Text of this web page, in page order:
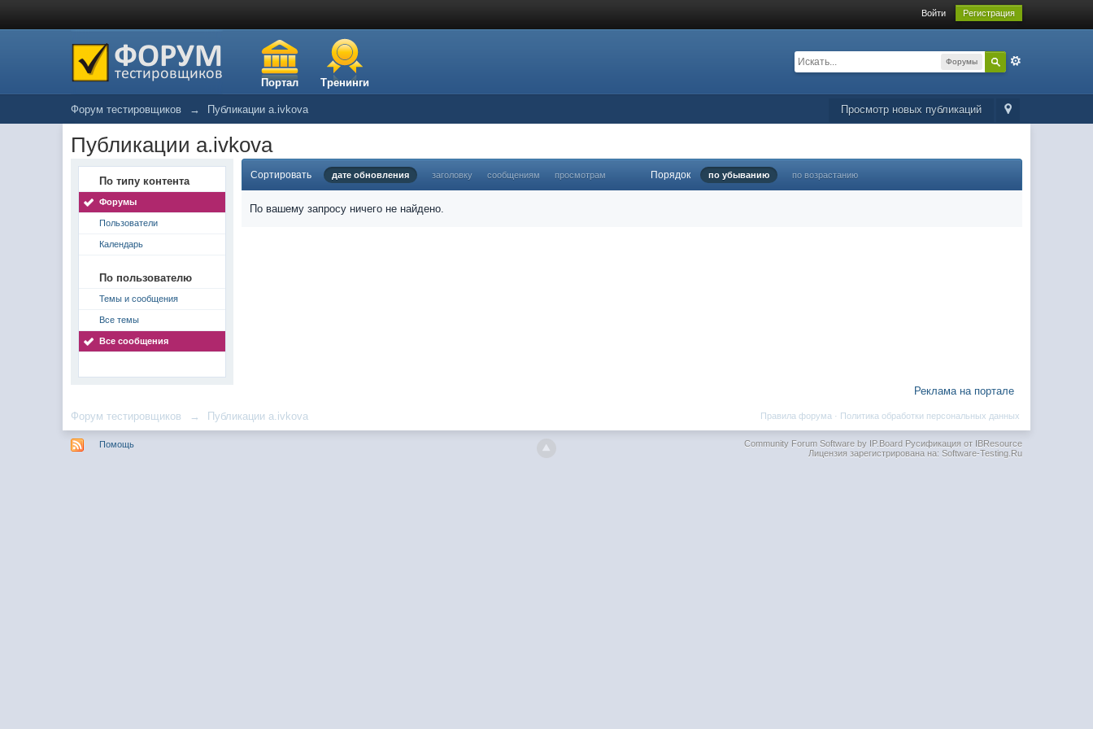
Войти Регистрация
Портал Тренинги
Форумы
Просмотр новых публикаций
Форум тестировщиков → Публикации a.ivkova
Публикации a.ivkova
По типу контента
Форумы
Пользователи
Календарь
По пользователю
Темы и сообщения
Все темы
Все сообщения
Сортировать дате обновления заголовку сообщениям просмотрам Порядок по убыванию по возрастанию
По вашему запросу ничего не найдено.
Реклама на портале
Форум тестировщиков → Публикации a.ivkova Политика обработки персональных данных
Правила форума ·
Помощь Community Forum Software by IP.BoardРусификация от IBResource
Лицензия зарегистрирована на: Software-Testing.Ru